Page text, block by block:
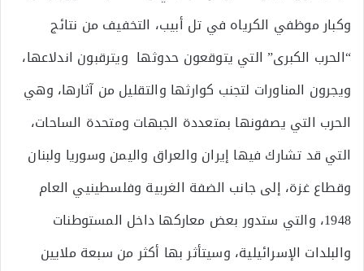
وكبار موظفي الكرياه في تل أبيب، التخفيف من نتائج
“الحرب الكبرى” التي يتوقعون حدوثها ويترقبون اندلاعها،
ويجرون المناورات لتجنب كوارثها والتقليل من آثارها، وهي
الحرب التي يصفونها بمتعددة الجبهات ومتحدة الساحات،
التي قد تشارك فيها إيران والعراق واليمن وسوريا ولبنان
وقطاع غزة، إلى جانب الضفة الغربية وفلسطينيي العام
1948، والتي ستدور بعض معاركها داخل المستوطنات
والبلدات الإسرائيلية، وسيتأثر بها أكثر من سبعة ملايين